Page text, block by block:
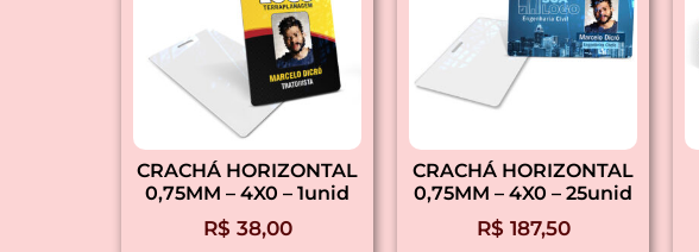
CRACHÁ HORIZONTAL
0,75MM – 4X0 – 1unid
R$ 38,00
CRACHÁ HORIZONTAL
0,75MM – 4X0 – 25unid
R$ 187,50